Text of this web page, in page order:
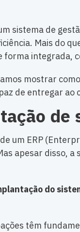
sistema de
Mais do
forma integrada,
mostrar
de entregar ao
de
um ERP
apesar disso,
do
têm